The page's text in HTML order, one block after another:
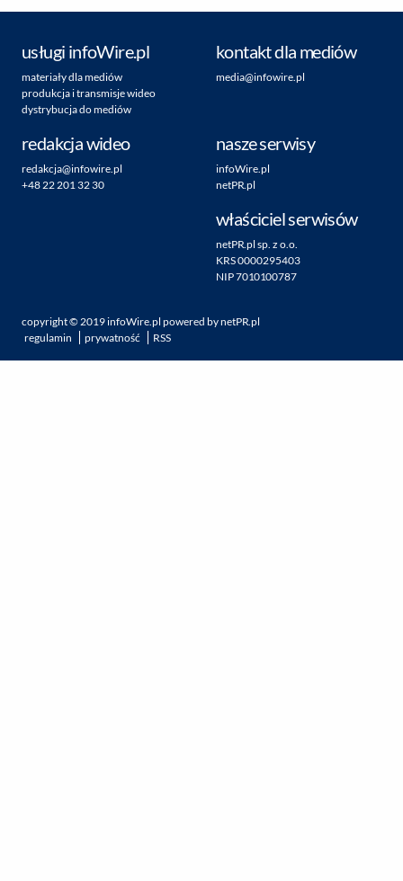
usługi infoWire.pl
materiały dla mediów
produkcja i transmisje wideo
dystrybucja do mediów
kontakt dla mediów
media@infowire.pl
redakcja wideo
redakcja@infowire.pl
+48 22 201 32 30
nasze serwisy
infoWire.pl
netPR.pl
właściciel serwisów
netPR.pl sp. z o.o.
KRS 0000295403
NIP 7010100787
copyright ©2019infoWire.pl powered bynetPR.pl
regulamin
prywatność RSS